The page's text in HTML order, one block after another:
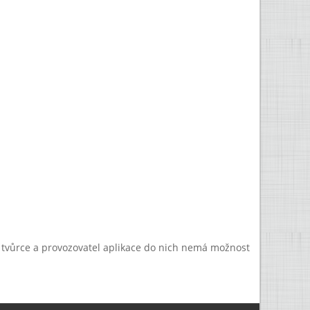
a provozovatel aplikace do nich nemá možnost